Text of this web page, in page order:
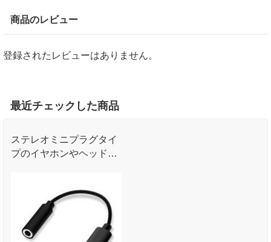
商品のレビュー
登録されたレビューはありません。
最近チェックした商品
ステレオミニプラグタイ
プのイヤホンやヘッドホ
とが出来る3.5mmイヤホ
ン変換アダプタ(USB Typ
e-C)